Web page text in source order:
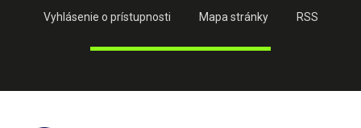
Vyhlásenie o prístupnosti Mapa stránky RSS